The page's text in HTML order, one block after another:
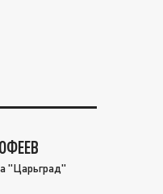
"Царьград"